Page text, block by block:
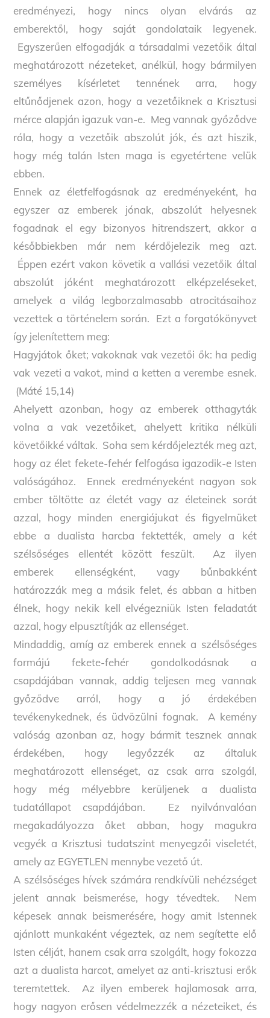
eredményezi, hogy nincs olyan elvárás az
emberektől, hogy saját gondolataik legyenek.
Egyszerűen elfogadják a társadalmi vezetőik által
meghatározott nézeteket, anélkül, hogy bármilyen
személyes kísérletet tennének arra, hogy
eltűnődjenek azon, hogy a vezetőiknek a Krisztusi
mérce alapján igazuk van-e. Meg vannak győződve
róla, hogy a vezetőik abszolút jók, és azt hiszik,
hogy még talán Isten maga is egyetértene velük
ebben.
Ennek az életfelfogásnak az eredményeként, ha
egyszer az emberek jónak, abszolút helyesnek
fogadnak el egy bizonyos hitrendszert, akkor a
későbbiekben már nem kérdőjelezik meg azt.
Éppen ezért vakon követik a vallási vezetőik által
abszolút jóként meghatározott elképzeléseket,
amelyek a világ legborzalmasabb atrocitásaihoz
vezettek a történelem során. Ezt a forgatókönyvet
így jelenítettem meg:
Hagyjátok őket; vakoknak vak vezetői ők: ha pedig
vak vezeti a vakot, mind a ketten a verembe esnek.
(Máté 15,14)
Ahelyett azonban, hogy az emberek otthagyták
volna a vak vezetőiket, ahelyett kritika nélküli
követőikké váltak. Soha sem kérdőjelezték meg azt,
hogy az élet fekete-fehér felfogása igazodik-e Isten
valóságához. Ennek eredményeként nagyon sok
ember töltötte az életét vagy az életeinek sorát
azzal, hogy minden energiájukat és figyelmüket
ebbe a dualista harcba fektették, amely a két
szélsőséges ellentét között feszült. Az ilyen
emberek ellenségként, vagy bűnbakként
határozzák meg a másik felet, és abban a hitben
élnek, hogy nekik kell elvégezniük Isten feladatát
azzal, hogy elpusztítják az ellenséget.
Mindaddig, amíg az emberek ennek a szélsőséges
formájú fekete-fehér gondolkodásnak a
csapdájában vannak, addig teljesen meg vannak
győződve arról, hogy a jó érdekében
tevékenykednek, és üdvözülni fognak. A kemény
valóság azonban az, hogy bármit tesznek annak
érdekében, hogy legyőzzék az általuk
meghatározott ellenséget, az csak arra szolgál,
hogy még mélyebbre kerüljenek a dualista
tudatállapot csapdájában. Ez nyilvánvalóan
megakadályozza őket abban, hogy magukra
vegyék a Krisztusi tudatszint menyegzői viseletét,
amely az EGYETLEN mennybe vezető út.
A szélsőséges hívek számára rendkívüli nehézséget
jelent annak beismerése, hogy tévedtek. Nem
képesek annak beismerésére, hogy amit Istennek
ajánlott munkaként végeztek, az nem segítette elő
Isten célját, hanem csak arra szolgált, hogy fokozza
azt a dualista harcot, amelyet az anti-krisztusi erők
teremtettek. Az ilyen emberek hajlamosak arra,
hogy nagyon erősen védelmezzék a nézeteiket, és